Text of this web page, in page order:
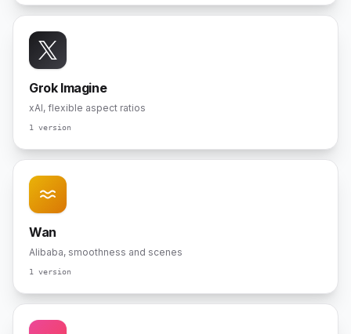
Grok Imagine
xAI, flexible aspect ratios
1 version
Wan
Alibaba, smoothness and scenes
1 version